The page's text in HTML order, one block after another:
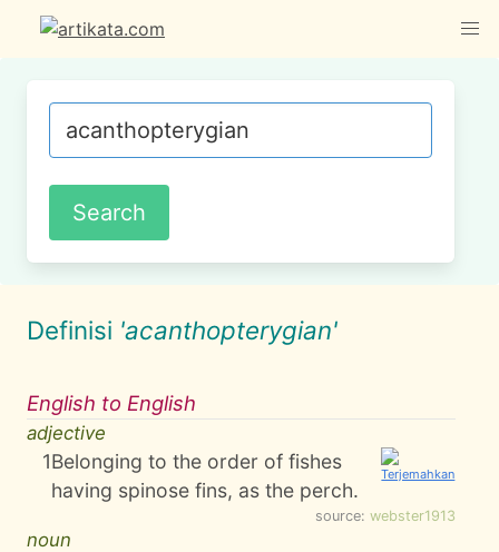
Definisi 'acanthopterygian'
English to English
adjective
1Belonging to the order of fishes
having spinose fins, as the perch.
source: webster1913
noun